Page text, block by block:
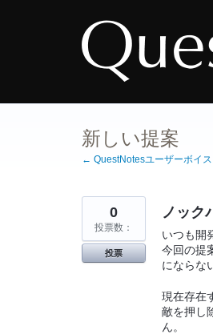
ッ
新しい提案
← QuestNotesユーザーボイス
ノック
いつも開
今回の提
にならな
現在存在
敵を押し
ん。
0
投票数：
投票